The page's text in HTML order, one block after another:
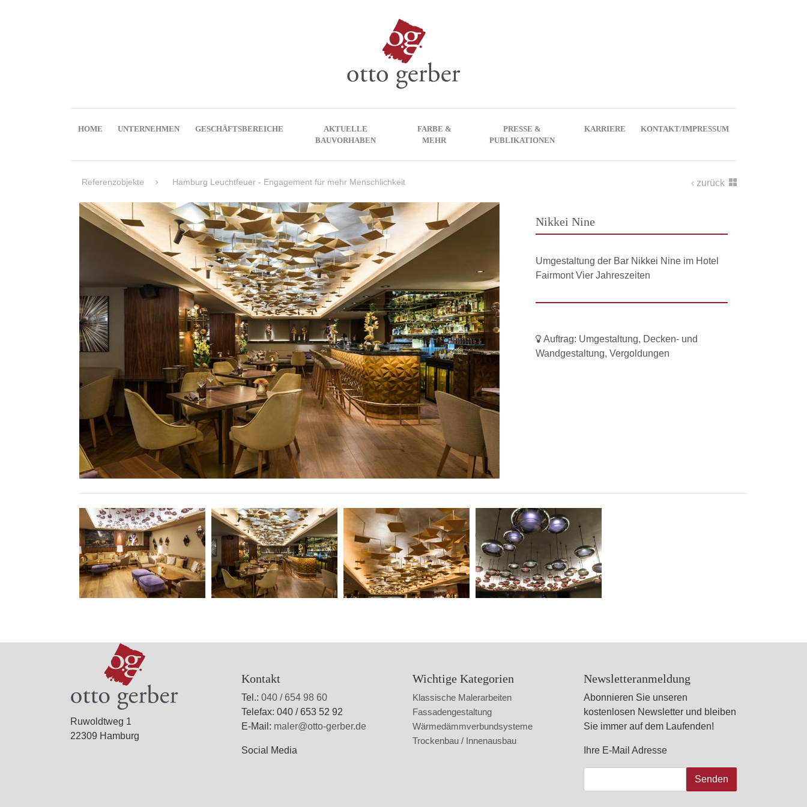
HOME UNTERNEHMEN GESCHÄFTSBEREICHE
AKTUELLE
BAUVORHABEN
FARBE &
MEHR
PRESSE &
PUBLIKATIONEN
KARRIERE KONTAKT/IMPRESSUM
Referenzobjekte Hamburg Leuchtfeuer - Engagement für mehr Menschlichkeit zurück
Nikkei Nine
Umgestaltung der Bar Nikkei Nine im Hotel
Fairmont Vier Jahreszeiten
Auftrag: Umgestaltung, Decken- und
Wandgestaltung, Vergoldungen
Ruwoldtweg 1
22309 Hamburg
Kontakt
Tel.: 040 / 654 98 60
Telefax: 040 / 653 52 92
E-Mail: maler@otto-gerber.de
Social Media
Wichtige Kategorien
Klassische Malerarbeiten
Fassadengestaltung
Wärmedämmverbundsysteme
Trockenbau / Innenausbau
Newsletteranmeldung
Abonnieren Sie unseren
kostenlosen Newsletter und bleiben
Sie immer auf dem Laufenden!
Ihre E-Mail Adresse
Senden